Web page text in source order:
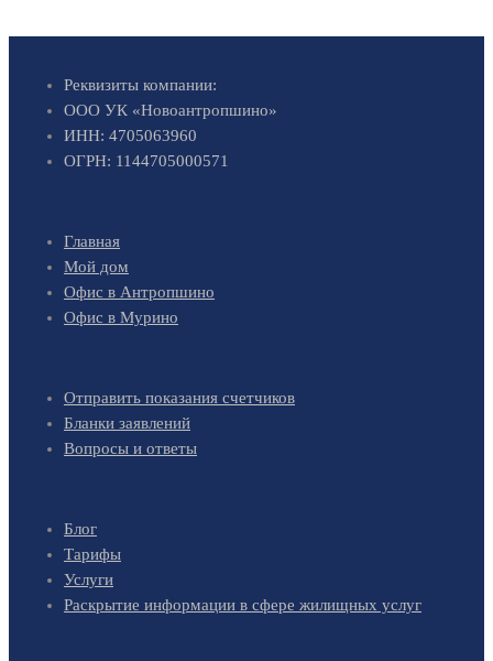
Реквизиты компании:
ООО УК «Новоантропшино»
ИНН: 4705063960
ОГРН: 1144705000571
Главная
Мой дом
Офис в Антропшино
Офис в Мурино
Отправить показания счетчиков
Бланки заявлений
Вопросы и ответы
Блог
Тарифы
Услуги
Раскрытие информации в сфере жилищных услуг